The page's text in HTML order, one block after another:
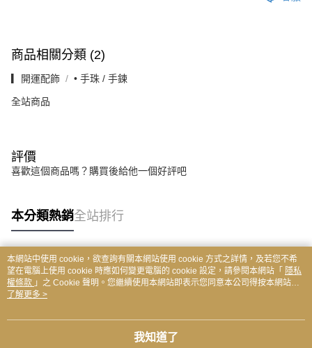
商品相關分類 (2)
▎開運配飾 • 手珠 / 手鍊
全站商品
評價
喜歡這個商品嗎？購買後給他一個好評吧
本分類熱銷全站排行
熱門標籤
本網站中使用 cookie，欲查詢有關本網站使用 cookie 方式之詳情，及若您不希
望在電腦上使用 cookie 時應如何變更電腦的 cookie 設定，請參閱本網站「 隱私
權條款 」之 Cookie 聲明。您繼續使用本網站即表示您同意本公司得按本網站使
用條款之 Cookie 聲明使用 cookie。
了解更多 >
我知道了